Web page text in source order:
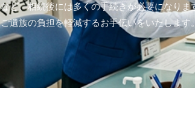
など、相続後には多くの手続きが必要になりま
ご遺族の負担を軽減するお手伝いをいたします